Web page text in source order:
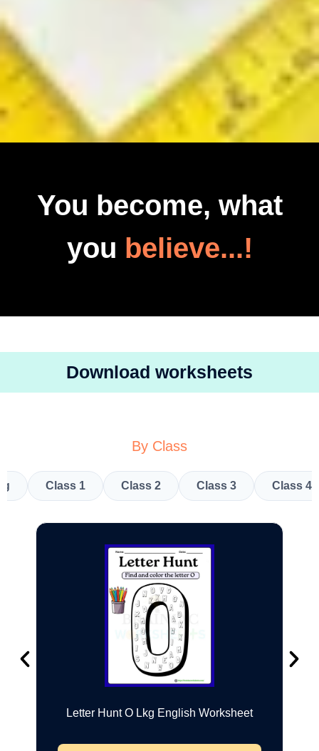
You become, what
you believe...!
Download worksheets
By Class
Class 1 Class 2 Class 3 Class 4
Letter Hunt O Lkg English Worksheet